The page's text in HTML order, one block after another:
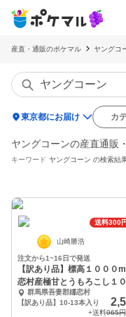
産直・通販のポケマル ヤングコ
location_on東京都にお届け カ
ヤングコーンの産直通販
キーワード ヤングコーン の検索結
送料300
山崎勝浩
注文から1~16日で発送
【訳あり品】標高１０００
恋村産極甘とうもろこし１０
本 群馬県吾妻郡嬬恋村
【訳あり品】10-13本入り
+送料965円